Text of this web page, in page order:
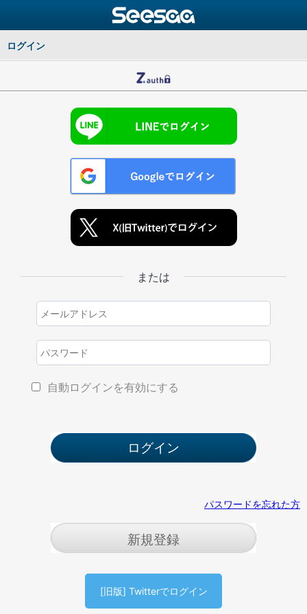
ログイン
または
自動ログインを有効にする
パスワードを忘れた方
新規登録
[旧版] Twitterでログイン